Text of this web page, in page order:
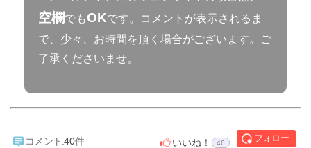
空欄でもOKです。コメントが表示されるま
で、少々、お時間を頂く場合がございます。ご
了承くださいませ。